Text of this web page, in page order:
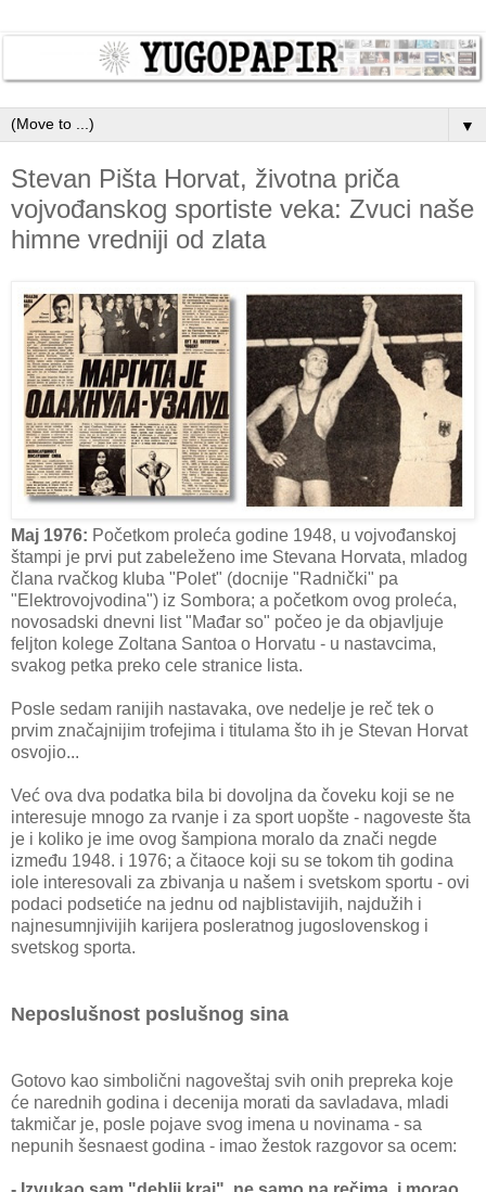
▼
Stevan Pišta Horvat, životna priča
vojvođanskog sportiste veka: Zvuci naše
himne vredniji od zlata
Maj 1976: Početkom proleća godine 1948, u vojvođanskoj
štampi je prvi put zabeleženo ime Stevana Horvata, mladog
člana rvačkog kluba "Polet" (docnije "Radnički" pa
"Elektrovojvodina") iz Sombora; a početkom ovog proleća,
novosadski dnevni list "Mađar so" počeo je da objavljuje
feljton kolege Zoltana Santoa o Horvatu - u nastavcima,
svakog petka preko cele stranice lista.
Posle sedam ranijih nastavaka, ove nedelje je reč tek o
prvim značajnijim trofejima i titulama što ih je Stevan Horvat
osvojio...
Već ova dva podatka bila bi dovoljna da čoveku koji se ne
interesuje mnogo za rvanje i za sport uopšte - nagoveste šta
je i koliko je ime ovog šampiona moralo da znači negde
između 1948. i 1976; a čitaoce koji su se tokom tih godina
iole interesovali za zbivanja u našem i svetskom sportu - ovi
podaci podsetiće na jednu od najblistavijih, najdužih i
najnesumnjivijih karijera posleratnog jugoslovenskog i
svetskog sporta.
Neposlušnost poslušnog sina
Gotovo kao simbolični nagoveštaj svih onih prepreka koje
će narednih godina i decenija morati da savladava, mladi
takmičar je, posle pojave svog imena u novinama - sa
nepunih šesnaest godina - imao žestok razgovor sa ocem: